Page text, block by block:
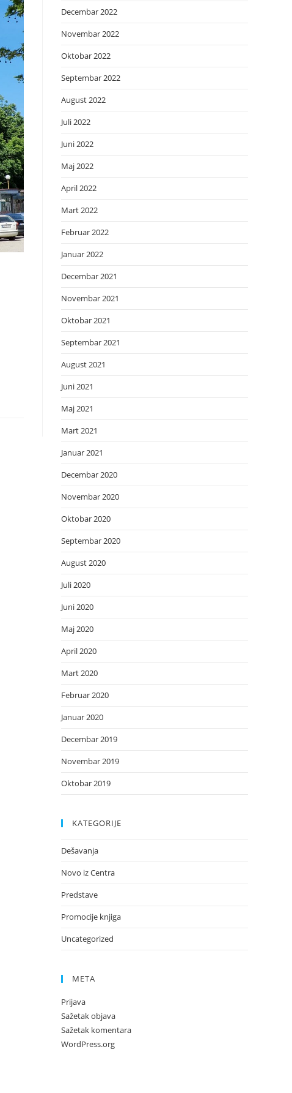
Decembar 2022
Novembar 2022
Oktobar 2022
Septembar 2022
August 2022
Juli 2022
Juni 2022
Maj 2022
April 2022
Mart 2022
Februar 2022
Januar 2022
Decembar 2021
Novembar 2021
Oktobar 2021
Septembar 2021
August 2021
Juni 2021
Maj 2021
Mart 2021
Januar 2021
Decembar 2020
Novembar 2020
Oktobar 2020
Septembar 2020
August 2020
Juli 2020
Juni 2020
Maj 2020
April 2020
Mart 2020
Februar 2020
Januar 2020
Decembar 2019
Novembar 2019
Oktobar 2019
KATEGORIJE
Dešavanja
Novo iz Centra
Predstave
Promocije knjiga
Uncategorized
META
Prijava
Sažetak objava
Sažetak komentara
WordPress.org